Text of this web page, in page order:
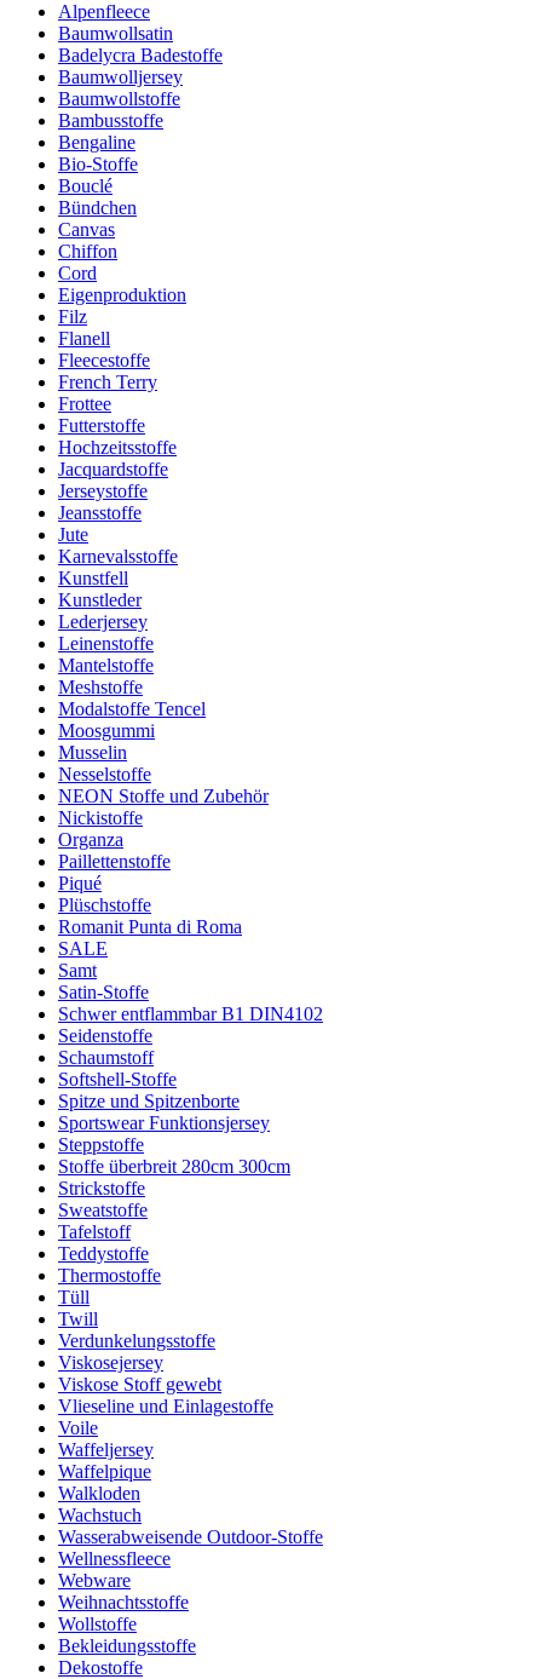
Alpenfleece
Baumwollsatin
Badelycra Badestoffe
Baumwolljersey
Baumwollstoffe
Bambusstoffe
Bengaline
Bio-Stoffe
Bouclé
Bündchen
Canvas
Chiffon
Cord
Eigenproduktion
Filz
Flanell
Fleecestoffe
French Terry
Frottee
Futterstoffe
Hochzeitsstoffe
Jacquardstoffe
Jerseystoffe
Jeansstoffe
Jute
Karnevalsstoffe
Kunstfell
Kunstleder
Lederjersey
Leinenstoffe
Mantelstoffe
Meshstoffe
Modalstoffe Tencel
Moosgummi
Musselin
Nesselstoffe
NEON Stoffe und Zubehör
Nickistoffe
Organza
Paillettenstoffe
Piqué
Plüschstoffe
Romanit Punta di Roma
SALE
Samt
Satin-Stoffe
Schwer entflammbar B1 DIN4102
Seidenstoffe
Schaumstoff
Softshell-Stoffe
Spitze und Spitzenborte
Sportswear Funktionsjersey
Steppstoffe
Stoffe überbreit 280cm 300cm
Strickstoffe
Sweatstoffe
Tafelstoff
Teddystoffe
Thermostoffe
Tüll
Twill
Verdunkelungsstoffe
Viskosejersey
Viskose Stoff gewebt
Vlieseline und Einlagestoffe
Voile
Waffeljersey
Waffelpique
Walkloden
Wachstuch
Wasserabweisende Outdoor-Stoffe
Wellnessfleece
Webware
Weihnachtsstoffe
Wollstoffe
Bekleidungsstoffe
Dekostoffe